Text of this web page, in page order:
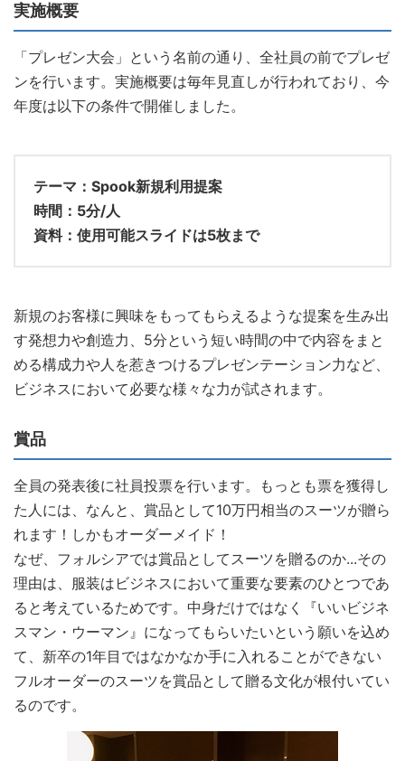
実施概要
「プレゼン大会」という名前の通り、全社員の前でプレゼ
ンを行います。実施概要は毎年見直しが行われており、今
年度は以下の条件で開催しました。
テーマ：Spook新規利用提案
時間：5分/人
資料：使用可能スライドは5枚まで
新規のお客様に興味をもってもらえるような提案を生み出
す発想力や創造力、5分という短い時間の中で内容をまと
める構成力や人を惹きつけるプレゼンテーション力など、
ビジネスにおいて必要な様々な力が試されます。
賞品
全員の発表後に社員投票を行います。もっとも票を獲得し
た人には、なんと、賞品として10万円相当のスーツが贈ら
れます！しかもオーダーメイド！
なぜ、フォルシアでは賞品としてスーツを贈るのか...その
理由は、服装はビジネスにおいて重要な要素のひとつであ
ると考えているためです。中身だけではなく『いいビジネ
スマン・ウーマン』になってもらいたいという願いを込め
て、新卒の1年目ではなかなか手に入れることができない
フルオーダーのスーツを賞品として贈る文化が根付いてい
るのです。